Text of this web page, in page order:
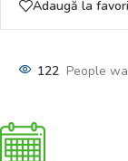
Adaugă la
122 People